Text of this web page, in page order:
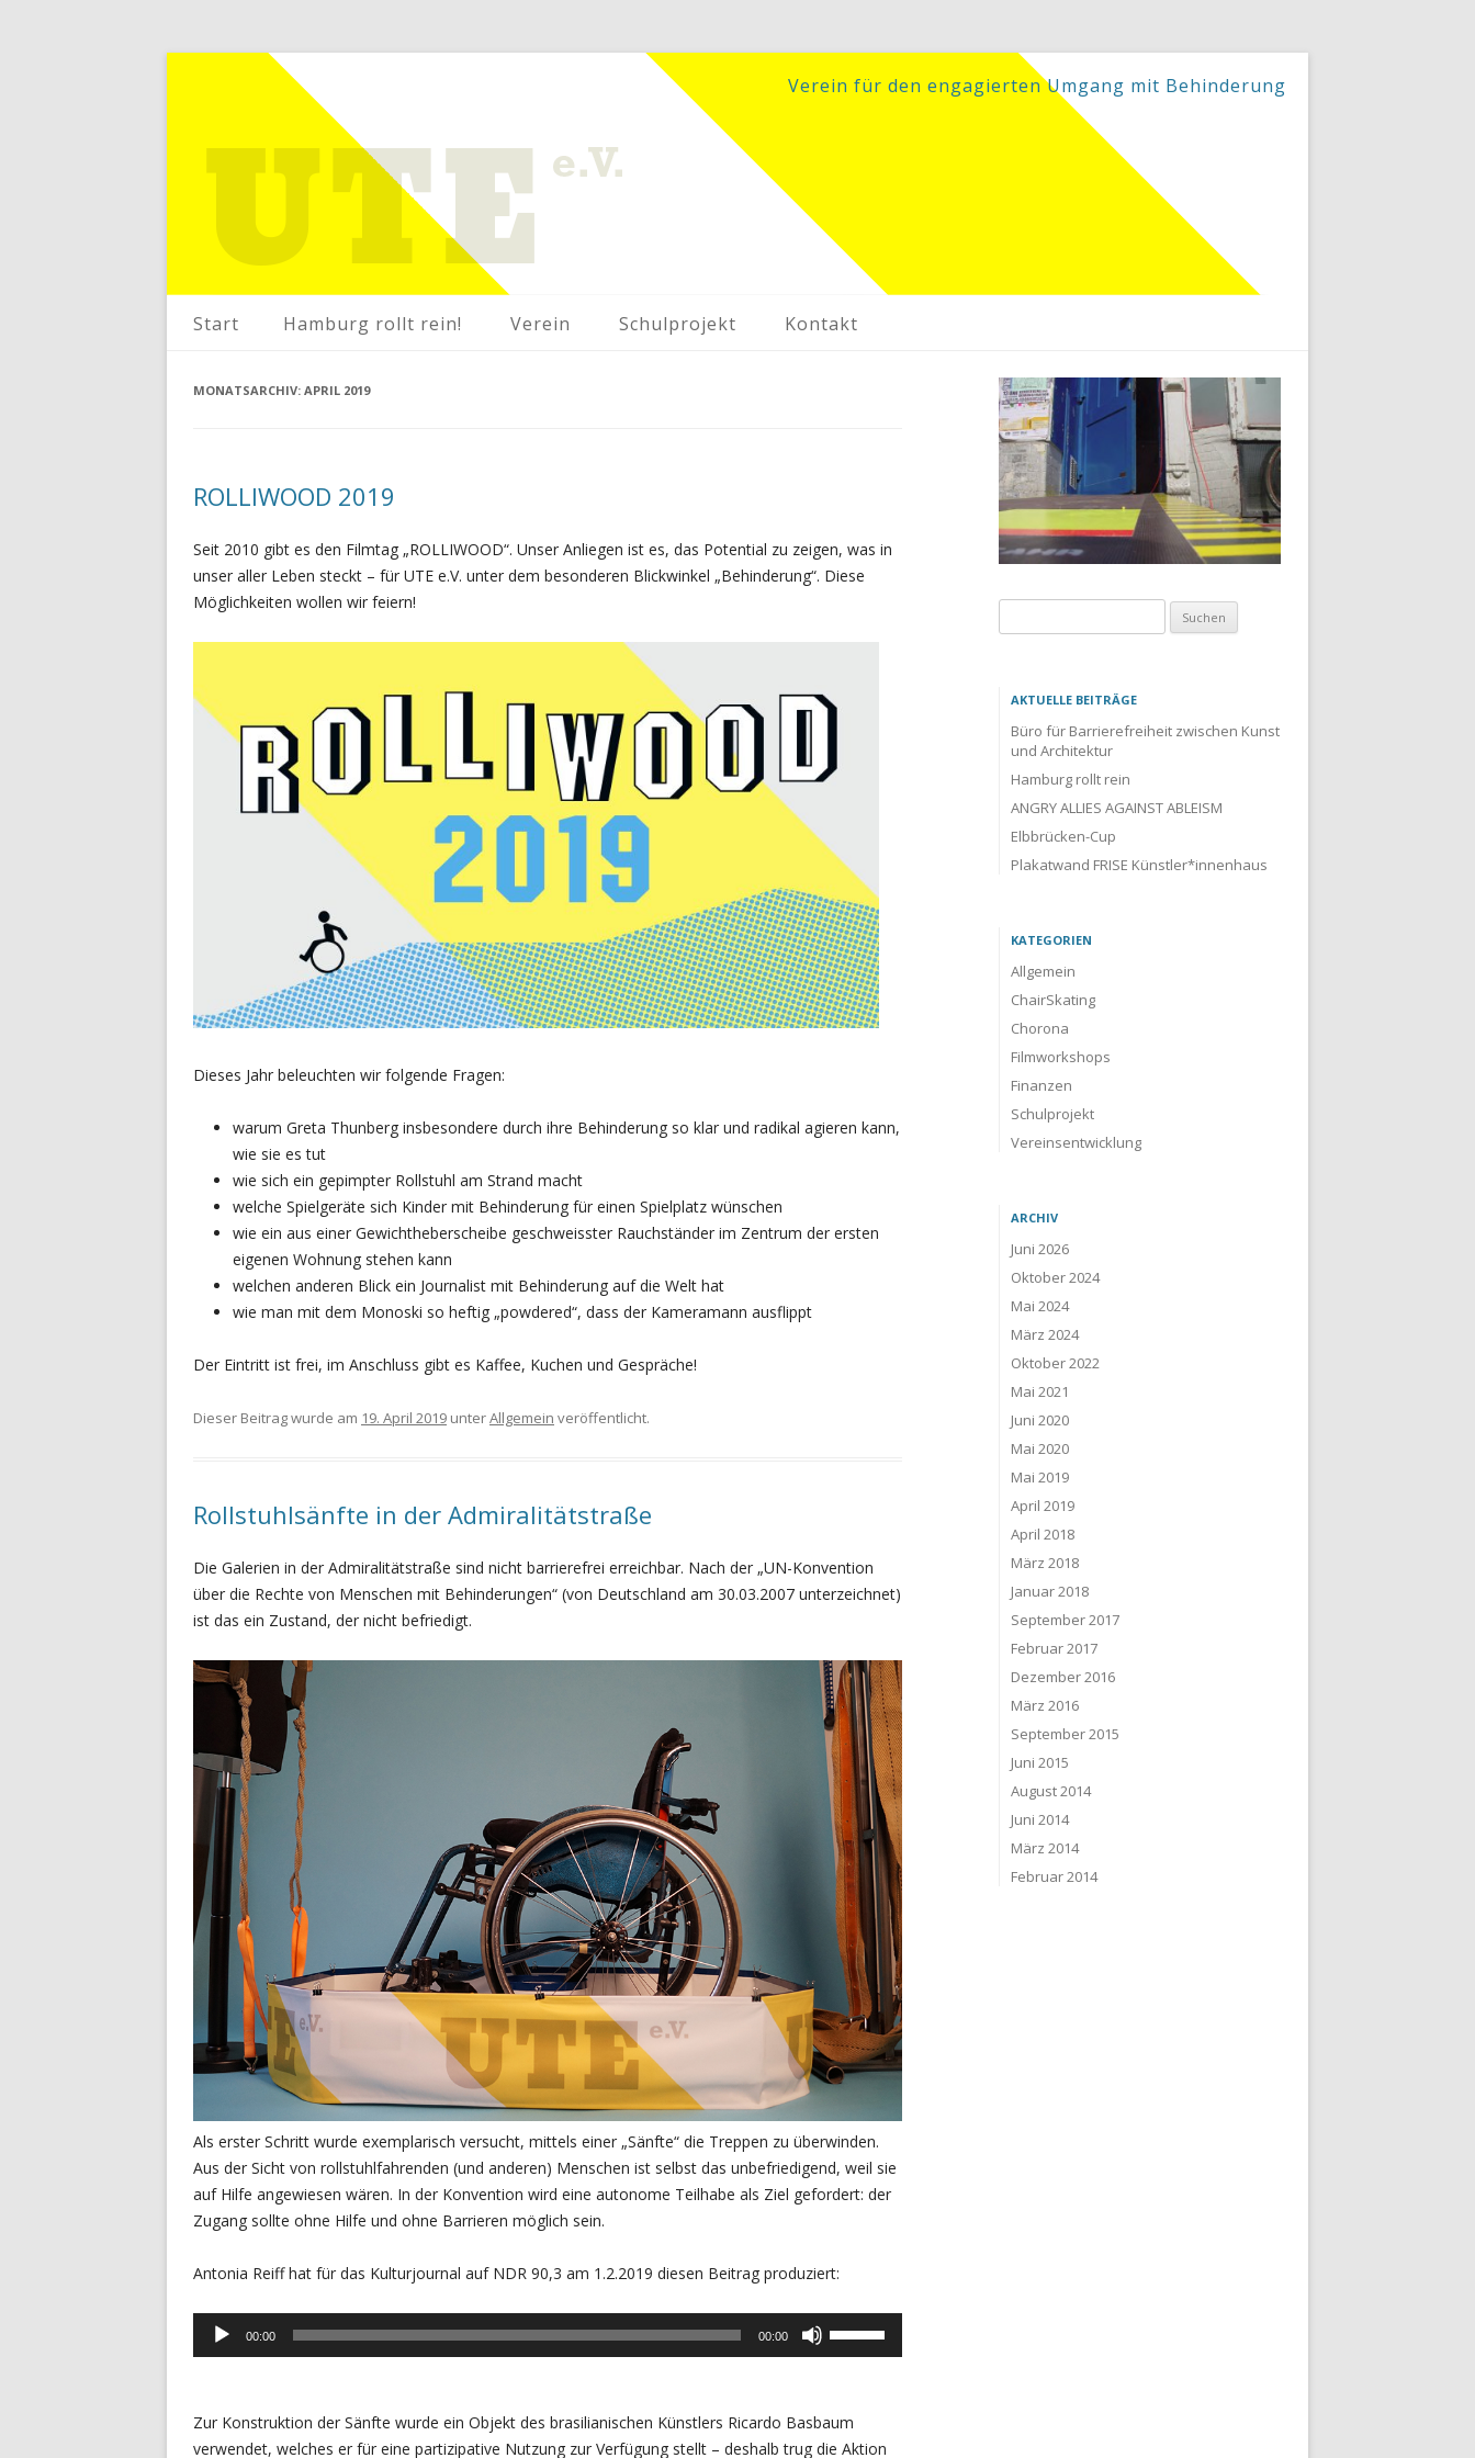
Verein für den engagierten Umgang mit Behinderung
Start Hamburg rollt rein! Verein Schulprojekt Kontakt
MONATSARCHIV: APRIL 2019
ROLLIWOOD 2019
Seit 2010 gibt es den Filmtag „ROLLIWOOD“. Unser Anliegen ist es, das Potential zu zeigen, was in
unser aller Leben steckt – für UTE e.V. unter dem besonderen Blickwinkel „Behinderung“. Diese
Möglichkeiten wollen wir feiern!
Dieses Jahr beleuchten wir folgende Fragen:
warum Greta Thunberg insbesondere durch ihre Behinderung so klar und radikal agieren kann,
wie sie es tut
wie sich ein gepimpter Rollstuhl am Strand macht
welche Spielgeräte sich Kinder mit Behinderung für einen Spielplatz wünschen
wie ein aus einer Gewichtheberscheibe geschweisster Rauchständer im Zentrum der ersten
eigenen Wohnung stehen kann
welchen anderen Blick ein Journalist mit Behinderung auf die Welt hat
wie man mit dem Monoski so heftig „powdered“, dass der Kameramann ausflippt
Der Eintritt ist frei, im Anschluss gibt es Kaffee, Kuchen und Gespräche!
Dieser Beitrag wurde am 19. April 2019 unterAllgemein veröffentlicht.
Rollstuhlsänfte in der Admiralitätstraße
Die Galerien in der Admiralitätstraße sind nicht barrierefrei erreichbar. Nach der „UN-Konvention
über die Rechte von Menschen mit Behinderungen“ (von Deutschland am 30.03.2007 unterzeichnet)
ist das ein Zustand, der nicht befriedigt.
Als erster Schritt wurde exemplarisch versucht, mittels einer „Sänfte“ die Treppen zu überwinden.
Aus der Sicht von rollstuhlfahrenden (und anderen) Menschen ist selbst das unbefriedigend, weil sie
auf Hilfe angewiesen wären. In der Konvention wird eine autonome Teilhabe als Ziel gefordert: der
Zugang sollte ohne Hilfe und ohne Barrieren möglich sein.
Antonia Reiff hat für das Kulturjournal auf NDR 90,3 am 1.2.2019 diesen Beitrag produziert:
Audio-
00:00 00:00
die
Zur Konstruktion der Sänfte wurde ein Objekt des brasilianischen Künstlers Ricardo Basbaum
verwendet, welches er für eine partizipative Nutzung zur Verfügung stellt – deshalb trug die Aktion
nach:
AKTUELLE BEITRÄGE
Büro für Barrierefreiheit zwischen Kunst
und Architektur
Hamburg rollt rein
ANGRY ALLIES AGAINST ABLEISM
Elbbrücken-Cup
Plakatwand FRISE Künstler*innenhaus
KATEGORIEN
Allgemein
ChairSkating
Chorona
Filmworkshops
Finanzen
Schulprojekt
Vereinsentwicklung
ARCHIV
Juni 2026
Oktober 2024
Mai 2024
März 2024
Oktober 2022
Mai 2021
Juni 2020
Mai 2020
Mai 2019
April 2019
April 2018
März 2018
Januar 2018
September 2017
Februar 2017
Dezember 2016
März 2016
September 2015
Juni 2015
August 2014
Juni 2014
März 2014
Februar 2014